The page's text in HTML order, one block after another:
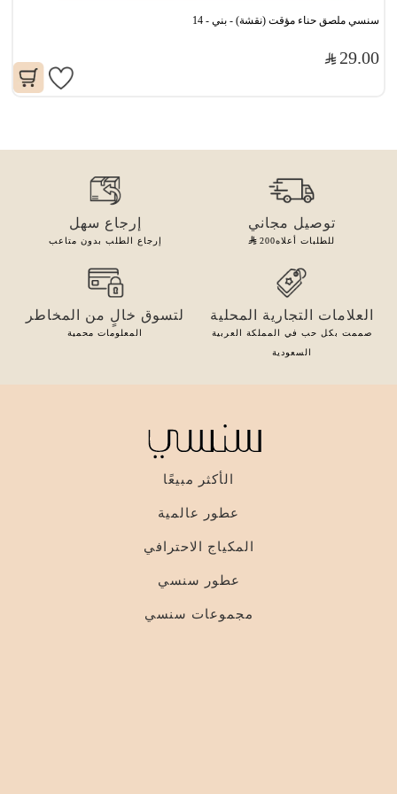
سنسي ملصق حناء مؤقت (نقشة) - بني - 14
29.00
توصيل مجاني
للطلبات أعلاه200
إرجاع سهل
إرجاع الطلب بدون متاعب
العلامات التجارية المحلية
صممت بكل حب في المملكة العربية
السعودية
لتسوق خالٍ من المخاطر
المعلومات محمية
الأكثر مبيعًا
عطور عالمية
المكياج الاحترافي
عطور سنسي
مجموعات سنسي